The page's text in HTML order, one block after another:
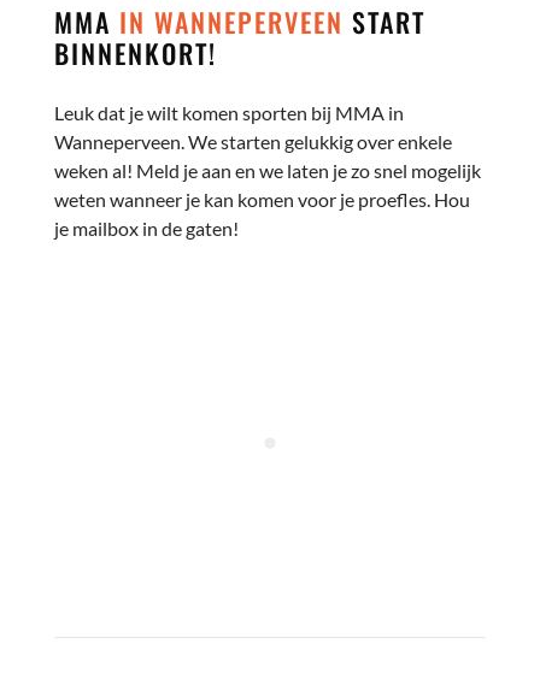
MMA IN WANNEPERVEEN START
BINNENKORT!
Leuk dat je wilt komen sporten bij MMA in
Wanneperveen. We starten gelukkig over enkele
weken al! Meld je aan en we laten je zo snel mogelijk
weten wanneer je kan komen voor je proefles. Hou
je mailbox in de gaten!